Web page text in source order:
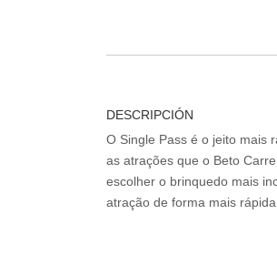
DESCRIPCIÓN
O Single Pass é o jeito mais
as atrações que o Beto
escolher o brinquedo mais
atração de forma mais